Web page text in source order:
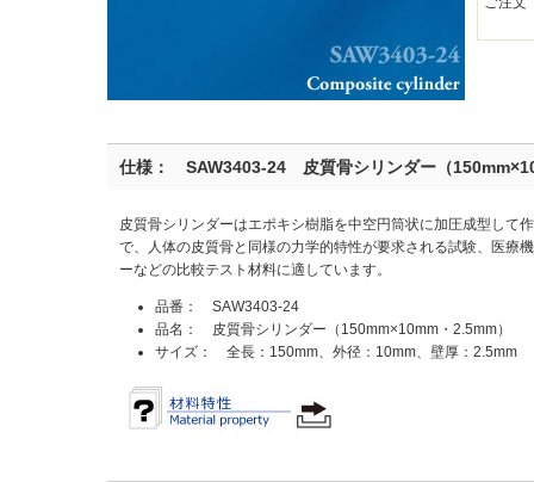
仕様： SAW3403-24 皮質骨シリンダー（
皮質骨シリンダーはエポキシ樹脂を中空円筒状に加圧成型して
で、人体の皮質骨と同様の力学的特性が要求される試験、医療
ーなどの比較テスト材料に適しています。
品番： SAW3403-24
品名： 皮質骨シリンダー（150mm×10mm・2.5mm）
サイズ： 全長：150mm、外径：10mm、壁厚：2.5mm